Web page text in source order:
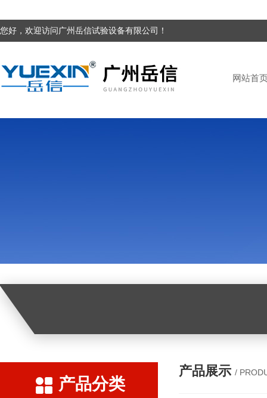
您好，欢迎访问广州岳信试验设备有限公司！
网站首
产品分类
产品展示 /